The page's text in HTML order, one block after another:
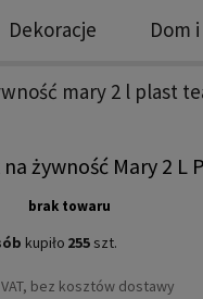
Dekoracje Dom
mary 2 l plast
żywność Mary 2 L
brak towaru
kupiło 255 szt.
bez kosztów dostawy